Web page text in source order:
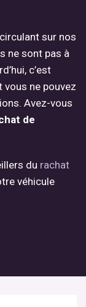
sur nos
ne sont pas à
c’est
ne pouvez
Avez-vous
de
du rachat
véhicule